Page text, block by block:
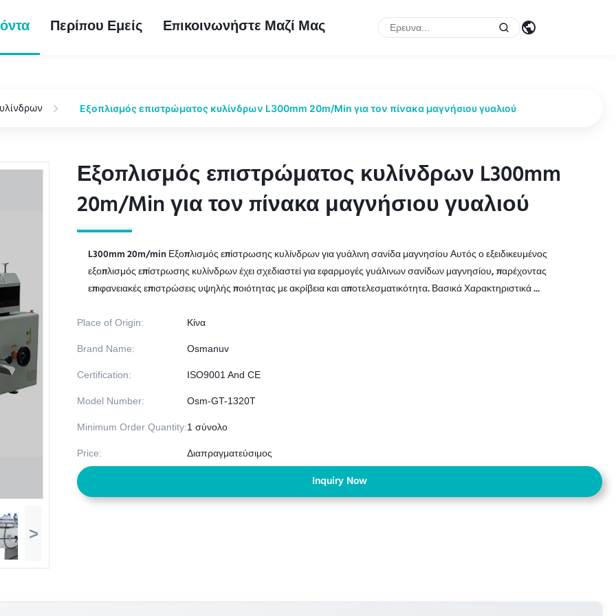
Περίπου Εμείς Επικοινωνήστε Μαζί Μας
Εξοπλισμός επιστρώματος κυλίνδρων L300mm 20m/Min για τον πίνακα μαγνήσιου γυαλιού
>
Εξοπλισμός επιστρώματος κυλίνδρων L300mm
20m/Min για τον πίνακα μαγνήσιου γυαλιού
Εξοπλισμός επιστρώματος κυλίνδρων L300mm
20m/Min για τον πίνακα μαγνήσιου γυαλιού
L300mm 20m/min Εξοπλισμός επίστρωσης κυλίνδρων για γυάλινη σανίδα μαγνησίου Αυτός ο εξειδικευμένος
εξοπλισμός επίστρωσης κυλίνδρων έχει σχεδιαστεί για εφαρμογές γυάλινων σανίδων μαγνησίου, παρέχοντας
επιφανειακές επιστρώσεις υψηλής ποιότητας με ακρίβεια και αποτελεσματικότητα. Βασικά Χαρακτηριστικά ...
Place of Origin: Κίνα
Brand Name: Osmanuv
Certification: ISO9001 And CE
Model Number: Osm-GT-1320T
Minimum Order Quantity:1 σύνολο
Price: Διαπραγματεύσιμος
Inquiry Now